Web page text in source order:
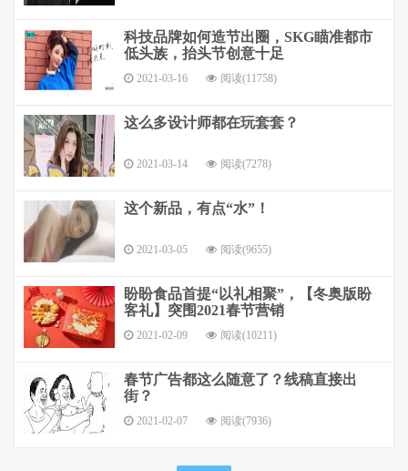
科技品牌如何造节出圈，SKG瞄准都市
低头族，抬头节创意十足
2021-03-16 阅读(11758)
这么多设计师都在玩套套？
2021-03-14 阅读(7278)
这个新品，有点“水”！
2021-03-05 阅读(9655)
盼盼食品首提“以礼相聚”，【冬奥版盼
客礼】突围2021春节营销
2021-02-09 阅读(10211)
春节广告都这么随意了？线稿直接出
街？
2021-02-07 阅读(7936)